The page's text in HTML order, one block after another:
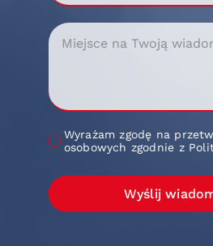
Wyrażam zgodę na
osobowych zgodnie z
Wyślij